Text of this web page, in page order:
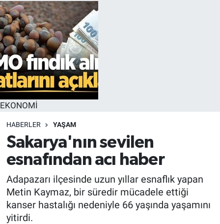
EKONOMİ
HABERLER YAŞAM
Sakarya'nın sevilen
esnafından acı haber
Adapazarı ilçesinde uzun yıllar esnaflık yapan
Metin Kaymaz, bir süredir mücadele ettiği
kanser hastalığı nedeniyle 66 yaşında yaşamını
yitirdi.